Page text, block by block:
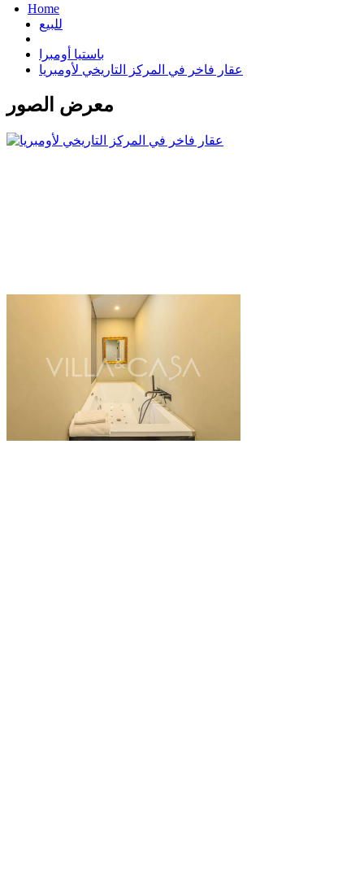
Home
للبيع
باستيا أومبرا
عقار فاخر في المركز التاريخي لأومبريا
معرض الصور